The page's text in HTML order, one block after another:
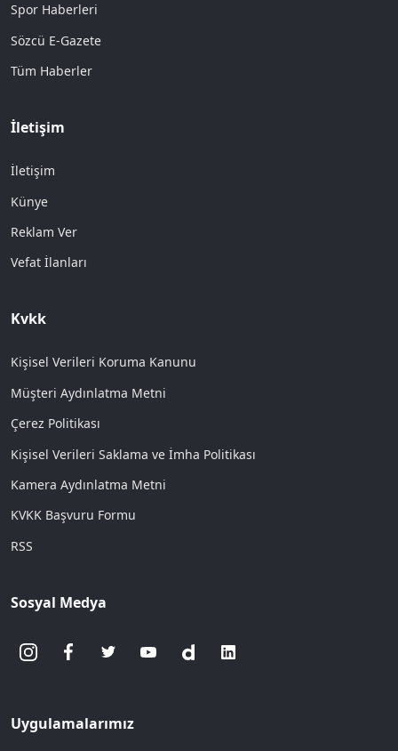
Spor Haberleri
Sözcü E-Gazete
Tüm Haberler
İletişim
İletişim
Künye
Reklam Ver
Vefat İlanları
Kvkk
Kişisel Verileri Koruma Kanunu
Müşteri Aydınlatma Metni
Çerez Politikası
Kişisel Verileri Saklama ve İmha Politikası
Kamera Aydınlatma Metni
KVKK Başvuru Formu
RSS
Sosyal Medya
Uygulamalarımız